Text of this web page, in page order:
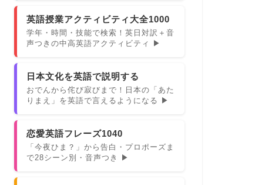
英語授業アクティビティ大全1000
学年・時間・技能で検索！英日対訳＋音
声つきの中高英語アクティビティ ▶
日本文化を英語で説明する
おでんから侘び寂びまで！日本の「あた
りまえ」を英語で言えるようになる ▶
恋愛英語フレーズ1040
「今夜ひま？」から告白・プロポーズま
で28シーン別・音声つき ▶